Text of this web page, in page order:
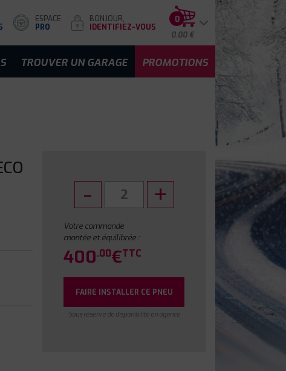
ESPACE
PRO
BONJOUR,
IDENTIFIEZ-VOUS
0
0.00 €
TROUVER UN GARAGE PROMOTIONS
Votre commande
montée et équilibrée :
400.00€TTC
FAIRE INSTALLER CE PNEU
Sous réserve de disponibilité en agence